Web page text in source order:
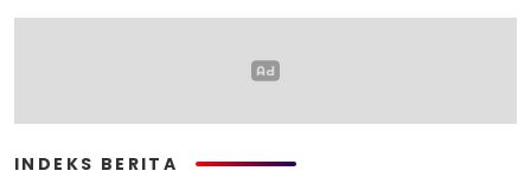
INDEKS BERITA